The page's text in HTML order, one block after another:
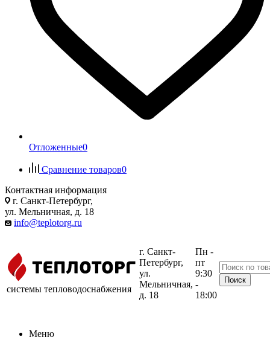
Отложенные0
Сравнение товаров0
Контактная информация
г. Санкт-Петербург,
ул. Мельничная, д. 18
info@teplotorg.ru
системы тепловодоснабжения
г. Санкт-
Петербург,
ул.
Мельничная,
д. 18
Пн -
пт
9:30
-
18:00
Меню